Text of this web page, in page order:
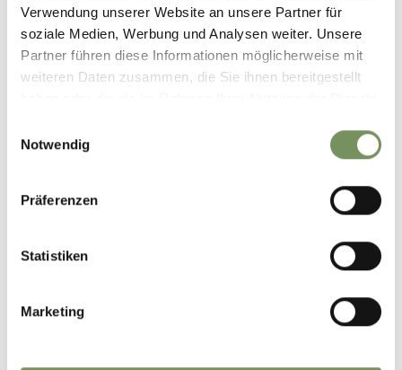
Verwendung unserer Website an unsere Partner für
soziale Medien, Werbung und Analysen weiter. Unsere
Partner führen diese Informationen möglicherweise mit
weiteren Daten zusammen, die Sie ihnen bereitgestellt
Notwendig
Präferenzen
Statistiken
Marketing
+
−